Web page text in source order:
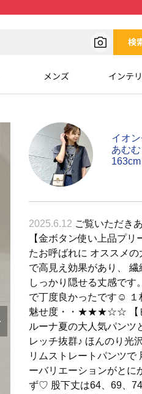
検
メンズ インテ
イオ
あむむ
163cm
2025.6.12 ご覧いただき
【金ボタン使い上品プ
たお呼ばれに オススメ
で高見え効果があり、
しっかり隠せる丈感です
で丁度良かったです☺︎︎
魅せ度・・★★★☆☆ 【ヒ
ルーナ夏の大人気パン
レッチ抜群♪ ほんのり光
リムストレートパンツ
ーバリエーションがとに
ず♡ 股下丈は64、69、